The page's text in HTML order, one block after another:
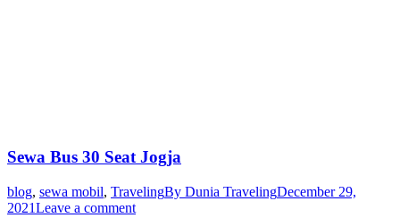
Sewa Bus 30 Seat Jogja
blog, sewa mobil, TravelingBy Dunia TravelingDecember 29,
2021Leave a comment